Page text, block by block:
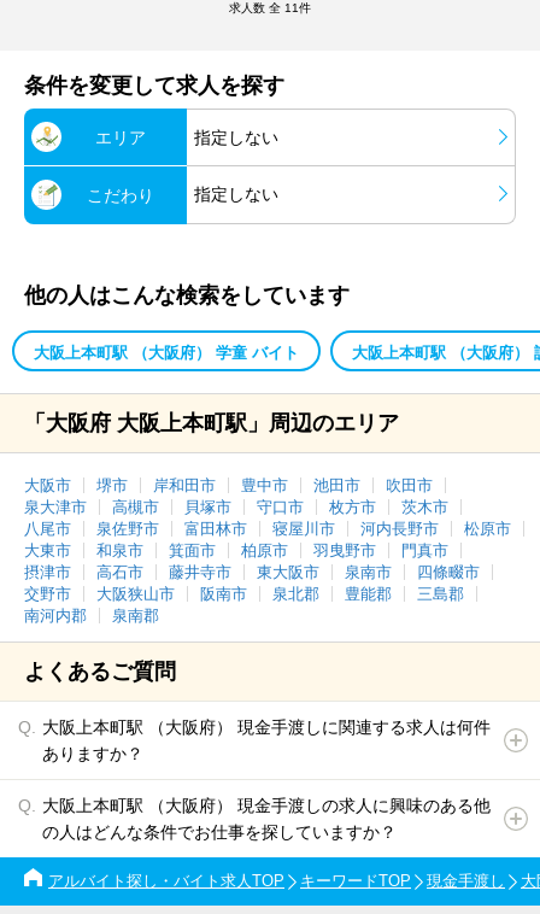
求人数 全 11件
条件を変更して求人を探す
エリア 指定しない
こだわり 指定しない
他の人はこんな検索をしています
大阪上本町駅 （大阪府） 学童 バイト 大阪上本町駅 （大阪府）
「大阪府 大阪上本町駅」周辺のエリア
大阪市 堺市 岸和田市 豊中市 池田市
吹田市
泉大津市
高槻市 貝塚市 守口市 枚方市
茨木市
八尾市
泉佐野市 富田林市 寝屋川市 河内長野市
松原市
大東市
和泉市 箕面市 柏原市 羽曳野市
門真市
摂津市
高石市 藤井寺市 東大阪市 泉南市
四條畷市
交野市
大阪狭山市 阪南市 泉北郡 豊能郡
三島郡
南河内郡
泉南郡
よくあるご質問
大阪上本町駅 （大阪府） 現金手渡しに関連する求人は何件
ありますか？
大阪上本町駅 （大阪府） 現金手渡しの求人に興味のある他
の人はどんな条件でお仕事を探していますか？
アルバイト探し・バイト求人TOP キーワードTOP 現金手渡し